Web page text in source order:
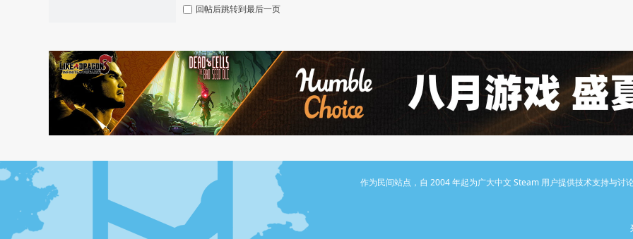
回帖后跳转到最后一页
作为民间站点，自 2004 年起为广大中文 Steam 用户提供技术支持与讨